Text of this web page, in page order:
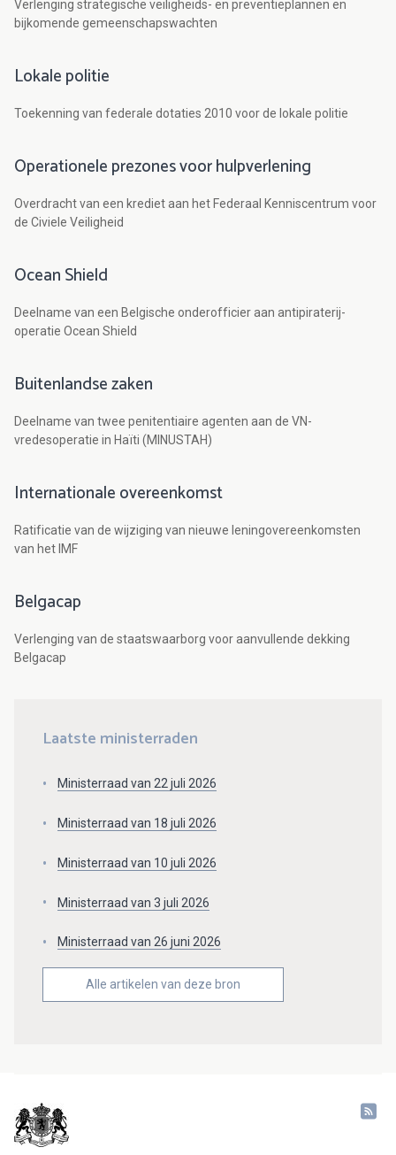
Verlenging strategische veiligheids- en preventieplannen en
bijkomende gemeenschapswachten
Lokale politie
Toekenning van federale dotaties 2010 voor de lokale politie
Operationele prezones voor hulpverlening
Overdracht van een krediet aan het Federaal Kenniscentrum voor
de Civiele Veiligheid
Ocean Shield
Deelname van een Belgische onderofficier aan antipiraterij-
operatie Ocean Shield
Buitenlandse zaken
Deelname van twee penitentiaire agenten aan de VN-
vredesoperatie in Haïti (MINUSTAH)
Internationale overeenkomst
Ratificatie van de wijziging van nieuwe leningovereenkomsten
van het IMF
Belgacap
Verlenging van de staatswaarborg voor aanvullende dekking
Belgacap
Laatste ministerraden
Ministerraad van 22 juli 2026
Ministerraad van 18 juli 2026
Ministerraad van 10 juli 2026
Ministerraad van 3 juli 2026
Ministerraad van 26 juni 2026
Alle artikelen van deze bron